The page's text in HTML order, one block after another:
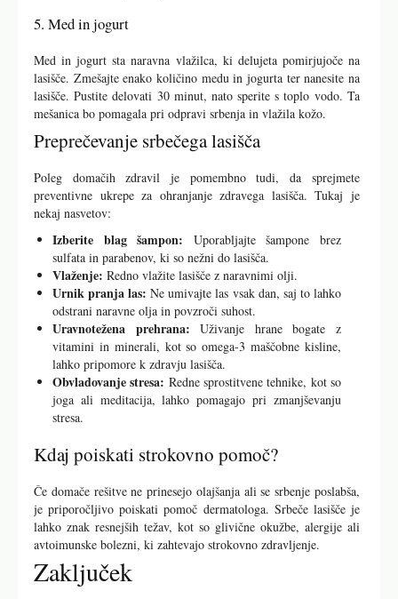
5. Med in jogurt
Med in jogurt sta naravna vlažilca, ki delujeta pomirjujoče na
lasišče. Zmešajte enako količino medu in jogurta ter nanesite na
lasišče. Pustite delovati 30 minut, nato sperite s toplo vodo. Ta
mešanica bo pomagala pri odpravi srbenja in vlažila kožo.
Preprečevanje srbečega lasišča
Poleg domačih zdravil je pomembno tudi, da sprejmete
preventivne ukrepe za ohranjanje zdravega lasišča. Tukaj je
nekaj nasvetov:
Izberite blag šampon: Uporabljajte šampone brez
sulfata in parabenov, ki so nežni do lasišča.
Vlaženje: Redno vlažite lasišče z naravnimi olji.
Urnik pranja las: Ne umivajte las vsak dan, saj to lahko
odstrani naravne olja in povzroči suhost.
Uravnotežena prehrana: Uživanje hrane bogate z
vitamini in minerali, kot so omega-3 maščobne kisline,
lahko pripomore k zdravju lasišča.
Obvladovanje stresa: Redne sprostitvene tehnike, kot so
joga ali meditacija, lahko pomagajo pri zmanjševanju
stresa.
Kdaj poiskati strokovno pomoč?
Če domače rešitve ne prinesejo olajšanja ali se srbenje poslabša,
je priporočljivo poiskati pomoč dermatologa. Srbeče lasišče je
lahko znak resnejših težav, kot so glivične okužbe, alergije ali
avtoimunske bolezni, ki zahtevajo strokovno zdravljenje.
Zaključek